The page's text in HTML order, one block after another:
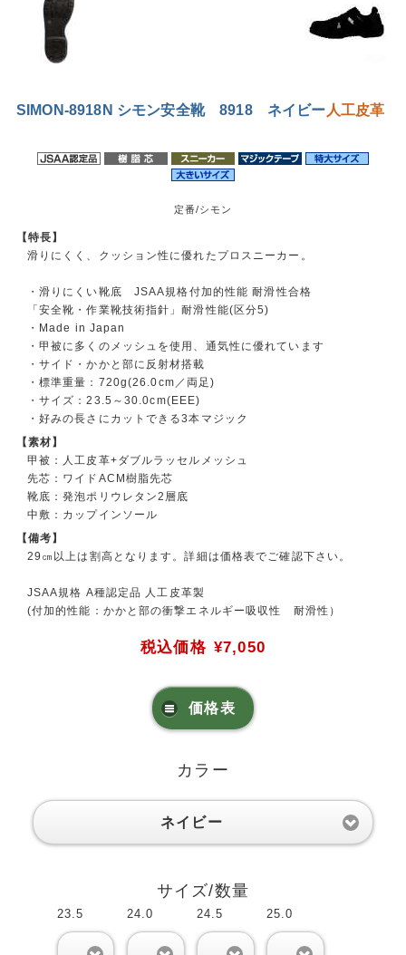
SIMON-8918N シモン安全靴 8918 ネイビー 人工皮革
定番/シモン
【特長】
滑りにくく、クッション性に優れたプロスニーカー。
・滑りにくい靴底 JSAA規格付加的性能 耐滑性合格
「安全靴・作業靴技術指針」耐滑性能(区分5)
・Made in Japan
・甲被に多くのメッシュを使用、通気性に優れています
・サイド・かかと部に反射材搭載
・標準重量：720g(26.0cm／両足)
・サイズ：23.5～30.0cm(EEE)
・好みの長さにカットできる3本マジック
【素材】
甲被：人工皮革+ダブルラッセルメッシュ
先芯：ワイドACM樹脂先芯
靴底：発泡ポリウレタン2層底
中敷：カップインソール
【備考】
29㎝以上は割高となります。詳細は価格表でご確認下さい。
JSAA規格 A種認定品 人工皮革製
(付加的性能：かかと部の衝撃エネルギー吸収性 耐滑性）
税込価格 ¥7,050
価格表
カラー
ネイビー
サイズ/数量
23.5 24.0 24.5 25.0